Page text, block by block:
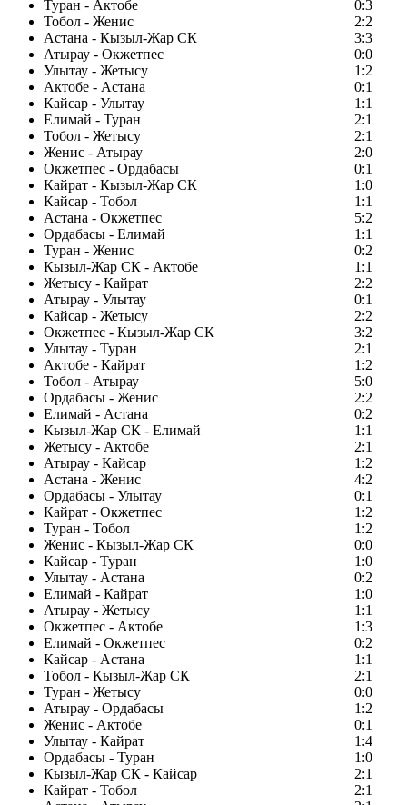
Туран - Актобе
0:3
Тобол - Женис
2:2
Астана - Кызыл-Жар СК
3:3
Атырау - Окжетпес
0:0
Улытау - Жетысу
1:2
Актобе - Астана
0:1
Кайсар - Улытау
1:1
Елимай - Туран
2:1
Тобол - Жетысу
2:1
Женис - Атырау
2:0
Окжетпес - Ордабасы
0:1
Кайрат - Кызыл-Жар СК
1:0
Кайсар - Тобол
1:1
Астана - Окжетпес
5:2
Ордабасы - Елимай
1:1
Туран - Женис
0:2
Кызыл-Жар СК - Актобе
1:1
Жетысу - Кайрат
2:2
Атырау - Улытау
0:1
Кайсар - Жетысу
2:2
Окжетпес - Кызыл-Жар СК
3:2
Улытау - Туран
2:1
Актобе - Кайрат
1:2
Тобол - Атырау
5:0
Ордабасы - Женис
2:2
Елимай - Астана
0:2
Кызыл-Жар СК - Елимай
1:1
Жетысу - Актобе
2:1
Атырау - Кайсар
1:2
Астана - Женис
4:2
Ордабасы - Улытау
0:1
Кайрат - Окжетпес
1:2
Туран - Тобол
1:2
Женис - Кызыл-Жар СК
0:0
Кайсар - Туран
1:0
Улытау - Астана
0:2
Елимай - Кайрат
1:0
Атырау - Жетысу
1:1
Окжетпес - Актобе
1:3
Елимай - Окжетпес
0:2
Кайсар - Астана
1:1
Тобол - Кызыл-Жар СК
2:1
Туран - Жетысу
0:0
Атырау - Ордабасы
1:2
Женис - Актобе
0:1
Улытау - Кайрат
1:4
Ордабасы - Туран
1:0
Кызыл-Жар СК - Кайсар
2:1
Кайрат - Тобол
2:1